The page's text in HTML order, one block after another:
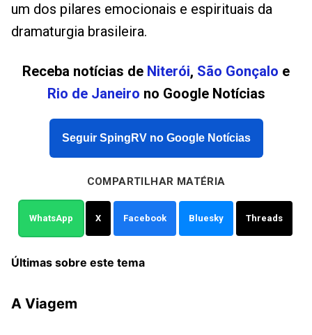
um dos pilares emocionais e espirituais da
dramaturgia brasileira.
Receba notícias de Niterói, São Gonçalo e
Rio de Janeiro no Google Notícias
Seguir SpingRV no Google Notícias
COMPARTILHAR MATÉRIA
WhatsApp X Facebook Bluesky Threads
Últimas sobre este tema
A Viagem